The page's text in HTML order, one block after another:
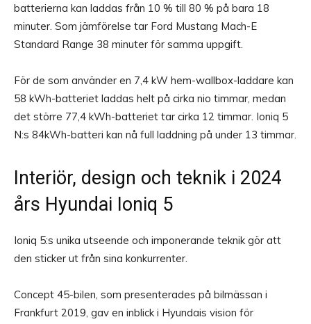
batterierna kan laddas från 10 % till 80 % på bara 18
minuter. Som jämförelse tar Ford Mustang Mach-E
Standard Range 38 minuter för samma uppgift.
För de som använder en 7,4 kW hem-wallbox-laddare kan
58 kWh-batteriet laddas helt på cirka nio timmar, medan
det större 77,4 kWh-batteriet tar cirka 12 timmar. Ioniq 5
N:s 84kWh-batteri kan nå full laddning på under 13 timmar.
Interiör, design och teknik i 2024
års Hyundai Ioniq 5
Ioniq 5:s unika utseende och imponerande teknik gör att
den sticker ut från sina konkurrenter.
Concept 45-bilen, som presenterades på bilmässan i
Frankfurt 2019, gav en inblick i Hyundais vision för